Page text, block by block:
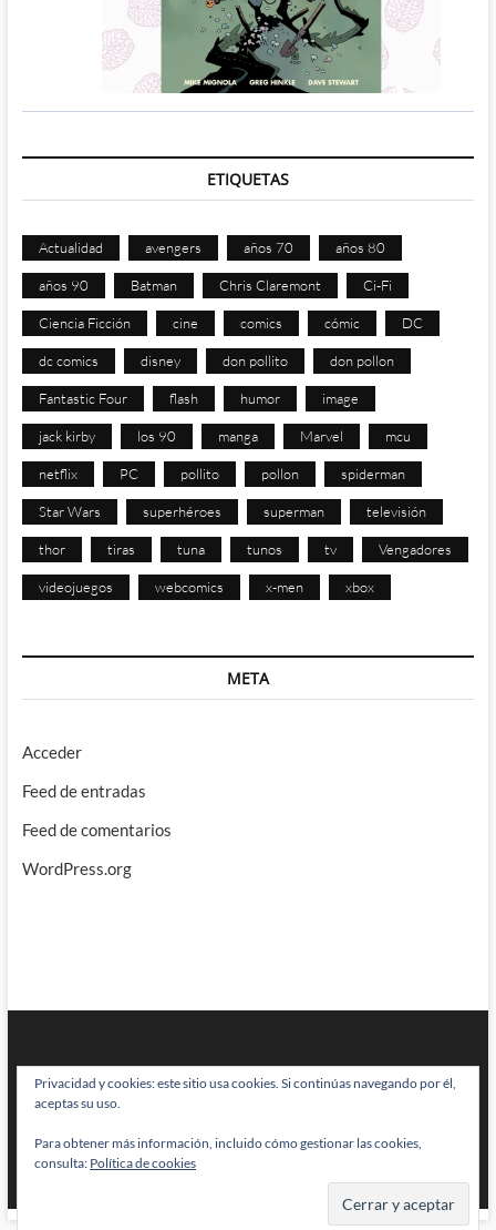
ETIQUETAS
Actualidad avengers años 70 años 80
años 90 Batman Chris Claremont Ci-Fi
Ciencia Ficción cine comics cómic DC
dc comics disney don pollito don pollon
Fantastic Four flash humor image
jack kirby los 90 manga Marvel mcu
netflix PC pollito pollon spiderman
Star Wars superhéroes superman televisión
thor tiras tuna tunos tv Vengadores
videojuegos webcomics x-men xbox
META
Acceder
Feed de entradas
Feed de comentarios
WordPress.org
BRAINSTOMPING| Diseñado por:Theme Freesia|WordPress| © Todos
los derechos reservados
Privacidad y cookies: este sitio usa cookies. Si continúas navegando por él,
aceptas su uso.
Para obtener más información, incluido cómo gestionar las cookies,
consulta: Política de cookies